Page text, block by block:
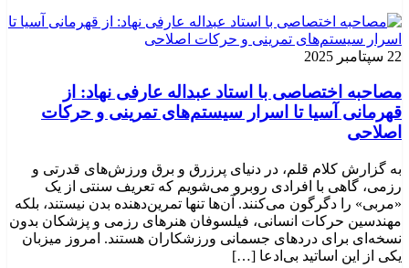
22 سپتامبر 2025
مصاحبه اختصاصی با استاد عبداله عارفی نهاد: از
قهرمانی آسیا تا اسرار سیستم‌های تمرینی و حرکات
اصلاحی
به گزارش کلام قلم، در دنیای پرزرق و برق ورزش‌های قدرتی و
رزمی، گاهی با افرادی روبرو می‌شویم که تعریف سنتی از یک
«مربی» را دگرگون می‌کنند. آن‌ها تنها تمرین‌دهنده بدن نیستند، بلکه
مهندسین حرکات انسانی، فیلسوفان هنرهای رزمی و پزشکان بدون
نسخه‌ای برای دردهای جسمانی ورزشکاران هستند. امروز میزبان
یکی از این اساتید بی‌ادعا […]